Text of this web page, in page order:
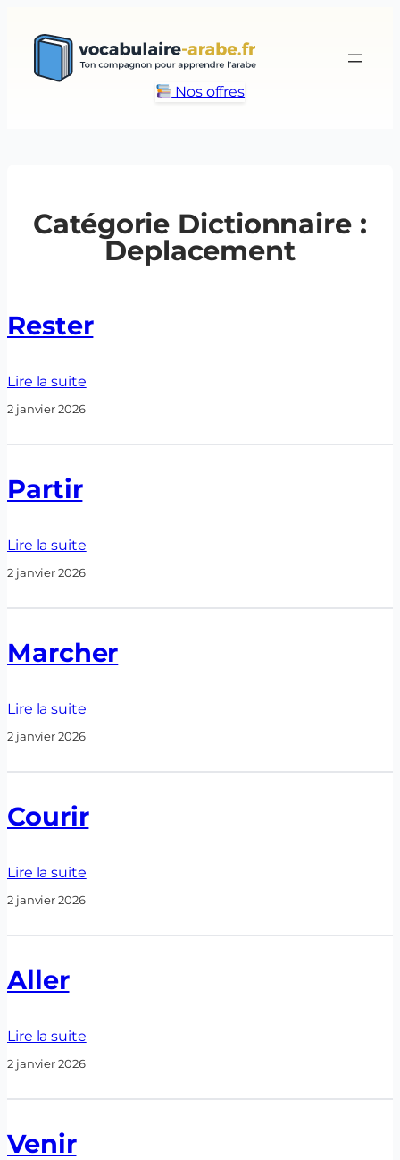
Nos offres
Catégorie Dictionnaire :
Deplacement
Rester
Lire la suite
2 janvier 2026
Partir
Lire la suite
2 janvier 2026
Marcher
Lire la suite
2 janvier 2026
Courir
Lire la suite
2 janvier 2026
Aller
Lire la suite
2 janvier 2026
Venir